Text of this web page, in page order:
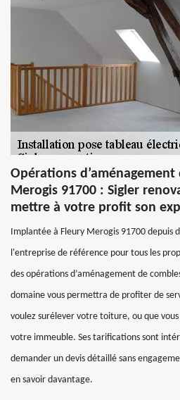
Opérations
Merogis 91700 : Sigler
mettre à votre profit son
Implantée à Fleury Merogis 91700 depuis
l'entreprise de référence pour tous les
des opérations d’aménagement de
domaine vous permettra de profiter de
voulez surélever votre toiture, ou que vous
votre immeuble. Ses tarifications sont
demander un devis détaillé sans
en savoir davantage.